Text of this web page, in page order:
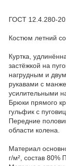
ГОСТ 12.4.280-
Костюм летний
Куртка,
застёжкой на
нагрудным и
рукавами с
усилительными
Брюки прямого
гульфик с
Передние
области колена.
Материал
г/м², состав 80%